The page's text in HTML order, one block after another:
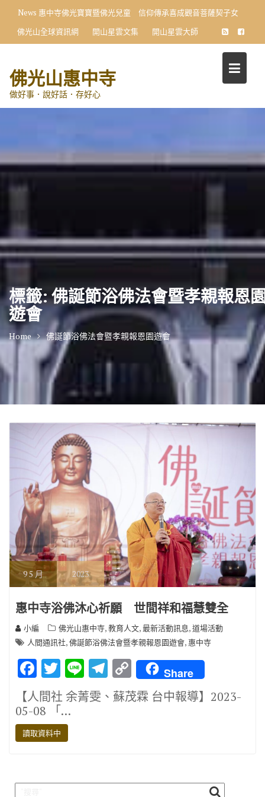
content
News 惠中寺佛光寶寶暨佛光兒童 信仰傳承喜成觀音菩薩契子女
佛光山全球資訊網
開山星雲文集 開山星雲大師
佛光山惠中寺
做好事．說好話．存好心
標籤:佛誕節浴佛法會暨孝親報恩
遊會
Home 佛誕節浴佛法會暨孝親報恩園遊會
95 月 2023
惠中寺浴佛沐心祈願 世間祥和福慧雙全
小編 佛光山惠中寺,教育人文,最新活動訊息,道場活動
人間通訊社,佛誕節浴佛法會暨孝親報恩園遊會, 惠中寺
F
ac
e
b
o
k
T
w
it
te
r
Li
n
e
T
el
e
C
o
p
k
Share
【人間社 余菁雯、蘇茂霖 台中報導】2023-
05-08 「…
讀取資料中